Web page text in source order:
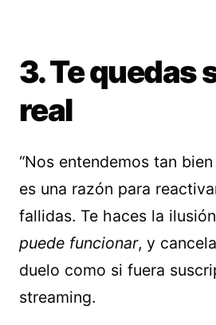
3. Te quedas
real
“Nos entendemos tan
es una razón para
fallidas. Te haces la
puede funcionar, y
duelo como si fuera
streaming.